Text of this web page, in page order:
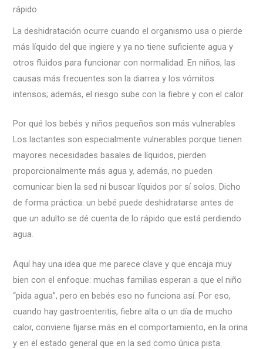
rápido
La deshidratación ocurre cuando el organismo usa o pierde
más líquido del que ingiere y ya no tiene suficiente agua y
otros fluidos para funcionar con normalidad. En niños, las
causas más frecuentes son la diarrea y los vómitos
intensos; además, el riesgo sube con la fiebre y con el calor.
Por qué los bebés y niños pequeños son más vulnerables
Los lactantes son especialmente vulnerables porque tienen
mayores necesidades basales de líquidos, pierden
proporcionalmente más agua y, además, no pueden
comunicar bien la sed ni buscar líquidos por sí solos. Dicho
de forma práctica: un bebé puede deshidratarse antes de
que un adulto se dé cuenta de lo rápido que está perdiendo
agua.
Aquí hay una idea que me parece clave y que encaja muy
bien con el enfoque: muchas familias esperan a que el niño
“pida agua”, pero en bebés eso no funciona así. Por eso,
cuando hay gastroenteritis, fiebre alta o un día de mucho
calor, conviene fijarse más en el comportamiento, en la orina
y en el estado general que en la sed como única pista.